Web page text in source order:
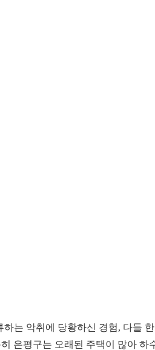
는 악취에 당황하신 경험, 다들
은평구는 오래된 주택이 많아 하